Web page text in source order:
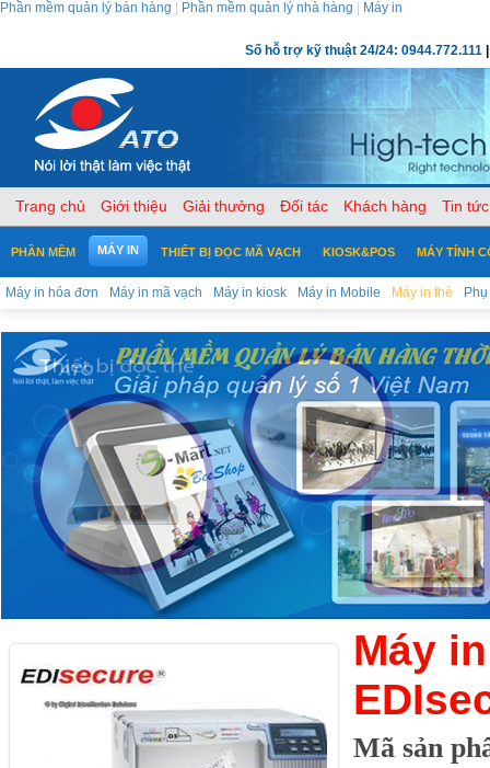
Phần mềm quản lý bán hàng Phần mềm quản lý nhà hàng Máy in
Số hỗ trợ kỹ thuật 24/24: 0944.772.111
Trang chủ Giới thiệu Giải thưởng Đối tác Khách hàng Tin tức
PHẦN MỀM MÁY IN
Máy in hóa đơn Máy in mã vạch Máy in kiosk Máy in Mobile Máy in thẻ
THIẾT BỊ ĐỌC MÃ VẠCH KIOSK&POS MÁY TÍNH
Máy
Mã sản